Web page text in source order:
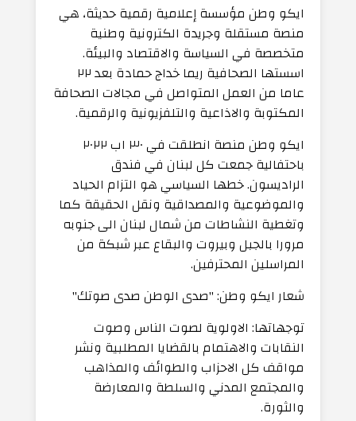
ايكو وطن مؤسسة إعلامية رقمية حديثة، هي
منصة مستقلة وجريدة الكترونية وطنية
متخصصة في السياسة والاقتصاد والبيئة.
اسستها الصحافية ريما خداج حمادة بعد ٢٢
عاما من العمل المتواصل في مجالات الصحافة
المكتوبة والاذاعية والتلفزيونية والرقمية.
ايكو وطن منصة انطلقت في ٣٠ اب ٢٠٢٢
باحتفالية جمعت كل لبنان في فندق
الراديسون. خطها السياسي هو التزام الحياد
والموضوعية والمصداقية ونقل الحقيقة كما
وتغطية النشاطات من شمال لبنان الى جنوبه
مرورا بالجبل وبيروت والبقاع عبر شبكة من
المراسلين المحترفين.
شعار ايكو وطن: "صدى الوطن صدى صوتك"
توجهاتها: الاولوية لصوت الناس وصوت
النقابات والاهتمام بالقضايا المطلبية ونشر
مواقف كل الاحزاب والطوائف والمذاهب
والمجتمع المدني والسلطة والمعارضة
والثورة.